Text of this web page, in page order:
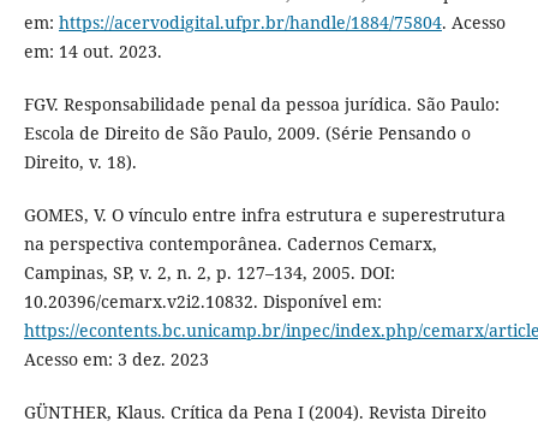
em: https://acervodigital.ufpr.br/handle/1884/75804. Acesso
em: 14 out. 2023.
FGV. Responsabilidade penal da pessoa jurídica. São Paulo:
Escola de Direito de São Paulo, 2009. (Série Pensando o
Direito, v. 18).
GOMES, V. O vínculo entre infra estrutura e superestrutura
na perspectiva contemporânea. Cadernos Cemarx,
Campinas, SP, v. 2, n. 2, p. 127–134, 2005. DOI:
10.20396/cemarx.v2i2.10832. Disponível em:
https://econtents.bc.unicamp.br/inpec/index.php/cemarx/
Acesso em: 3 dez. 2023
GÜNTHER, Klaus. Crítica da Pena I (2004). Revista Direito